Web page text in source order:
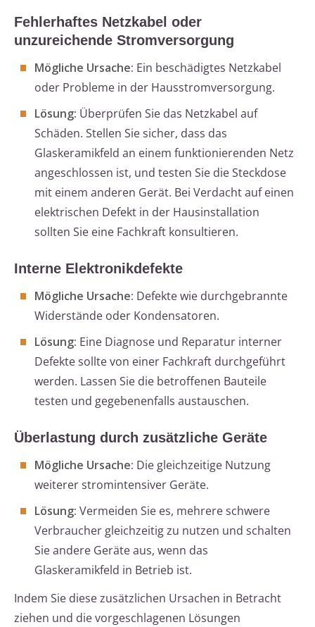
Fehlerhaftes Netzkabel oder
unzureichende Stromversorgung
Mögliche Ursache: Ein beschädigtes Netzkabel
oder Probleme in der Hausstromversorgung.
Lösung: Überprüfen Sie das Netzkabel auf
Schäden. Stellen Sie sicher, dass das
Glaskeramikfeld an einem funktionierenden Netz
angeschlossen ist, und testen Sie die Steckdose
mit einem anderen Gerät. Bei Verdacht auf einen
elektrischen Defekt in der Hausinstallation
sollten Sie eine Fachkraft konsultieren.
Interne Elektronikdefekte
Mögliche Ursache: Defekte wie durchgebrannte
Widerstände oder Kondensatoren.
Lösung: Eine Diagnose und Reparatur interner
Defekte sollte von einer Fachkraft durchgeführt
werden. Lassen Sie die betroffenen Bauteile
testen und gegebenenfalls austauschen.
Überlastung durch zusätzliche Geräte
Mögliche Ursache: Die gleichzeitige Nutzung
weiterer stromintensiver Geräte.
Lösung: Vermeiden Sie es, mehrere schwere
Verbraucher gleichzeitig zu nutzen und schalten
Sie andere Geräte aus, wenn das
Glaskeramikfeld in Betrieb ist.
Indem Sie diese zusätzlichen Ursachen in Betracht
ziehen und die vorgeschlagenen Lösungen